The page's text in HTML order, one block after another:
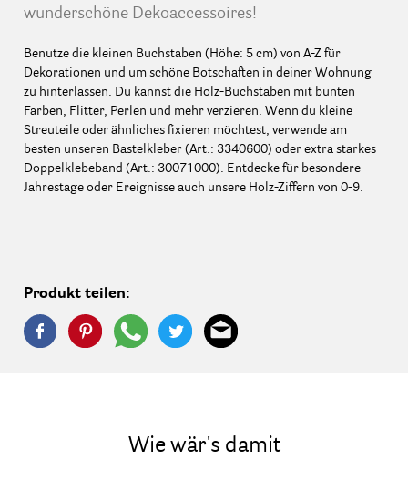
wunderschöne Dekoaccessoires!
Benutze die kleinen Buchstaben (Höhe: 5 cm) von A-Z für
Dekorationen und um schöne Botschaften in deiner Wohnung
zu hinterlassen. Du kannst die Holz-Buchstaben mit bunten
Farben, Flitter, Perlen und mehr verzieren. Wenn du kleine
Streuteile oder ähnliches fixieren möchtest, verwende am
besten unseren Bastelkleber (Art.: 3340600) oder extra starkes
Doppelklebeband (Art.: 30071000). Entdecke für besondere
Jahrestage oder Ereignisse auch unsere Holz-Ziffern von 0-9.
Produkt teilen:
Wie wär's damit